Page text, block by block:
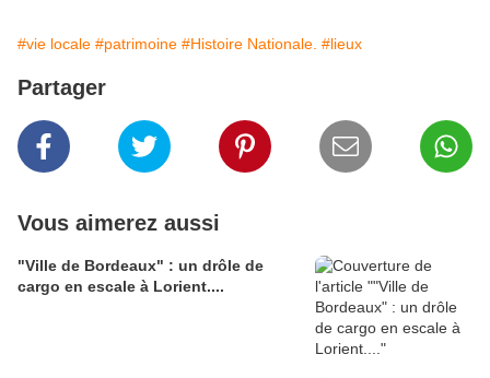
#vie locale #patrimoine #Histoire Nationale. #lieux
Partager
Vous aimerez aussi
"Ville de Bordeaux" : un drôle de
cargo en escale à Lorient....